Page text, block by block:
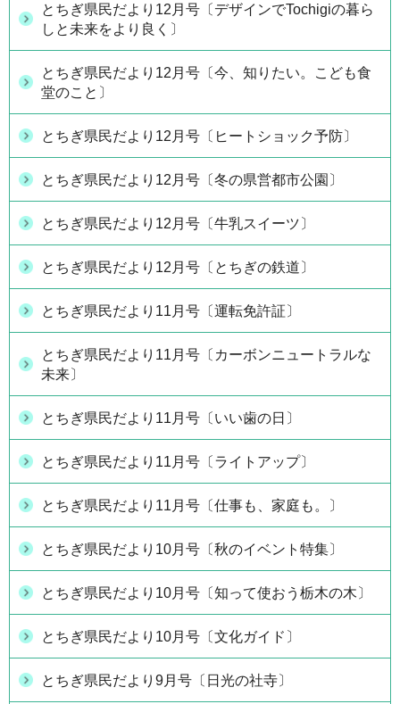
とちぎ県民だより12月号〔デザインでTochigiの暮ら
しと未来をより良く〕
とちぎ県民だより12月号〔今、知りたい。こども食
堂のこと〕
とちぎ県民だより12月号〔ヒートショック予防〕
とちぎ県民だより12月号〔冬の県営都市公園〕
とちぎ県民だより12月号〔牛乳スイーツ〕
とちぎ県民だより12月号〔とちぎの鉄道〕
とちぎ県民だより11月号〔運転免許証〕
とちぎ県民だより11月号〔カーボンニュートラルな
未来〕
とちぎ県民だより11月号〔いい歯の日〕
とちぎ県民だより11月号〔ライトアップ〕
とちぎ県民だより11月号〔仕事も、家庭も。〕
とちぎ県民だより10月号〔秋のイベント特集〕
とちぎ県民だより10月号〔知って使おう栃木の木〕
とちぎ県民だより10月号〔文化ガイド〕
とちぎ県民だより9月号〔日光の社寺〕